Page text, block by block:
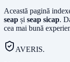
Această pagină
seap și seap sicap.
cea mai bună
AVERIS.